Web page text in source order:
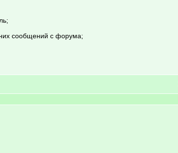
сообщений с форума;